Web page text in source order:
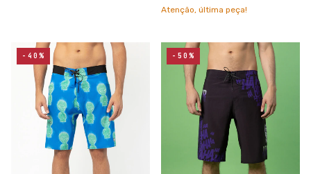
Atenção, última peça!
-40% -50%